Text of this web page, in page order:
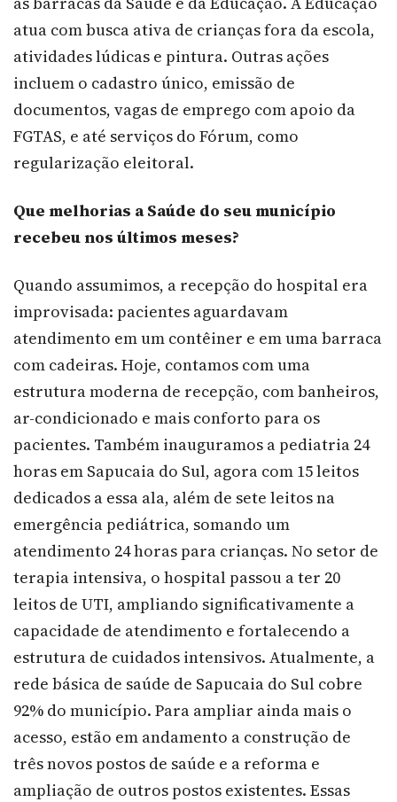
atua com busca ativa de crianças fora da escola,
atividades lúdicas e pintura. Outras ações
incluem o cadastro único, emissão de
documentos, vagas de emprego com apoio da
FGTAS, e até serviços do Fórum, como
regularização eleitoral.
Que melhorias a Saúde do seu município
recebeu nos últimos meses?
Quando assumimos, a recepção do hospital era
improvisada: pacientes aguardavam
atendimento em um contêiner e em uma barraca
com cadeiras. Hoje, contamos com uma
estrutura moderna de recepção, com banheiros,
ar-condicionado e mais conforto para os
pacientes. Também inauguramos a pediatria 24
horas em Sapucaia do Sul, agora com 15 leitos
dedicados a essa ala, além de sete leitos na
emergência pediátrica, somando um
atendimento 24 horas para crianças. No setor de
terapia intensiva, o hospital passou a ter 20
leitos de UTI, ampliando significativamente a
capacidade de atendimento e fortalecendo a
estrutura de cuidados intensivos. Atualmente, a
rede básica de saúde de Sapucaia do Sul cobre
92% do município. Para ampliar ainda mais o
acesso, estão em andamento a construção de
três novos postos de saúde e a reforma e
ampliação de outros postos existentes. Essas